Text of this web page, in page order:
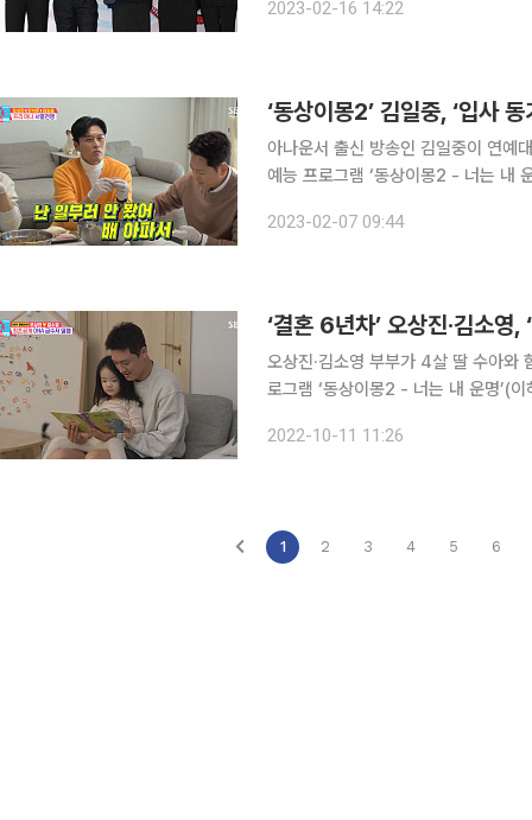
2023-02-16 14:22
아나운서 출신 방송인 김일중이 연예대상을
예능 프로그램 ‘동상이몽2 - 너는 내
다. 때마침 지난해 12월 개최된
2023-02-07 09:44
‘결혼 6년차’ 오상진·김소
오상진·김소영 부부가 4살 딸 수아와 함께하는 일
로그램 ‘동상이몽2 - 너는 내 운명’(이
며 보는 이들의 부러움을 자아냈다.
2022-10-11 11:26
1 2 3 4 5 6